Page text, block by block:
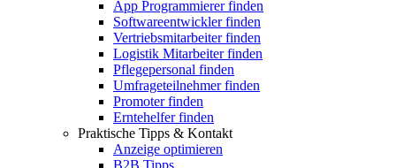
App Programmierer finden
Softwareentwickler finden
Vertriebsmitarbeiter finden
Logistik Mitarbeiter finden
Pflegepersonal finden
Umfrageteilnehmer finden
Promoter finden
Erntehelfer finden
Praktische Tipps & Kontakt
Anzeige optimieren
B2B Tipps